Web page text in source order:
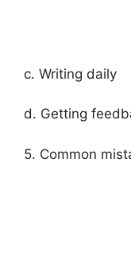
c. Writing daily
d. Getting
5. Common